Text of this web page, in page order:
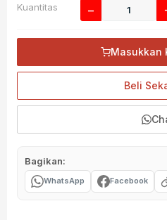
Kuantitas −
Masukkan
Beli
Bagikan:
WhatsApp Facebook